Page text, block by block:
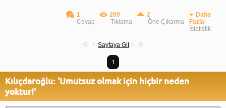
1
Cevap
209
Tıklama
2
Öne Çıkarma
Daha
Fazla
İstatistik
Sayfaya Git
1
Kılıçdaroğlu: 'Umutsuz olmak için hiçbir neden
yoktur!'